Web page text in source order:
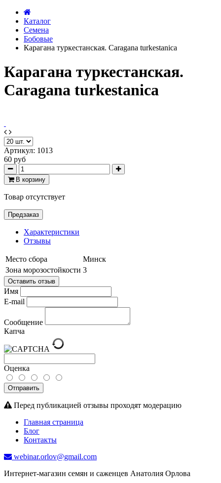
Каталог
Семена
Бобовые
Карагана туркестанская. Caragana turkestanica
Карагана туркестанская.
Caragana turkestanica
Артикул: 1013
60 руб
В корзину
Товар отсутствует
Предзаказ
Характеристики
Отзывы
Место сбора
Минск
Зона морозостойкости 3
Оставить отзыв
Имя
E-mail
Сообщение
Капча
Оценка
Отправить
Перед публикацией отзывы проходят модерацию
Главная страница
Блог
Контакты
webinar.orlov@gmail.com
Интернет-магазин семян и саженцев Анатолия Орлова